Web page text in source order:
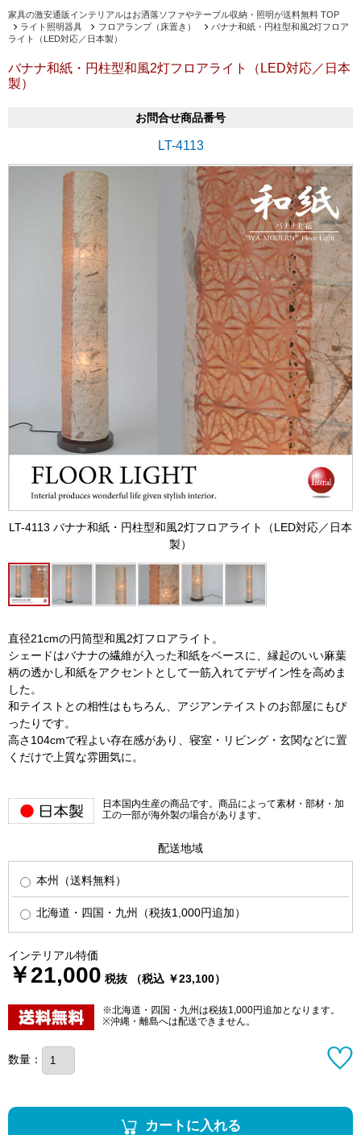
家具の激安通販インテリアルはお洒落ソファやテーブル収納・照明が送料無料 TOP
ライト照明器具
フロアランプ（床置き）
バナナ和紙・円柱型和風2灯フロア
ライト（LED対応／日本製）
バナナ和紙・円柱型和風2灯フロアライト（LED対応／日本
製）
お問合せ商品番号
LT-4113
LT-4113 バナナ和紙・円柱型和風2灯フロアライト（LED対応／日本
製）
直径21cmの円筒型和風2灯フロアライト。
シェードはバナナの繊維が入った和紙をベースに、縁起のいい麻葉
柄の透かし和紙をアクセントとして一筋入れてデザイン性を高めま
した。
和テイストとの相性はもちろん、アジアンテイストのお部屋にもぴ
ったりです。
高さ104cmで程よい存在感があり、寝室・リビング・玄関などに置
くだけで上質な雰囲気に。
日本国内生産の商品です。商品によって素材・部材・加
工の一部が海外製の場合があります。
配送地域
本州（送料無料）
北海道・四国・九州（税抜1,000円追加）
インテリアル特価
￥21,000 税抜 （税込 ￥23,100）
※北海道・四国・九州は税抜1,000円追加となります。
※沖縄・離島へは配送できません。
数量：
カートに入れる